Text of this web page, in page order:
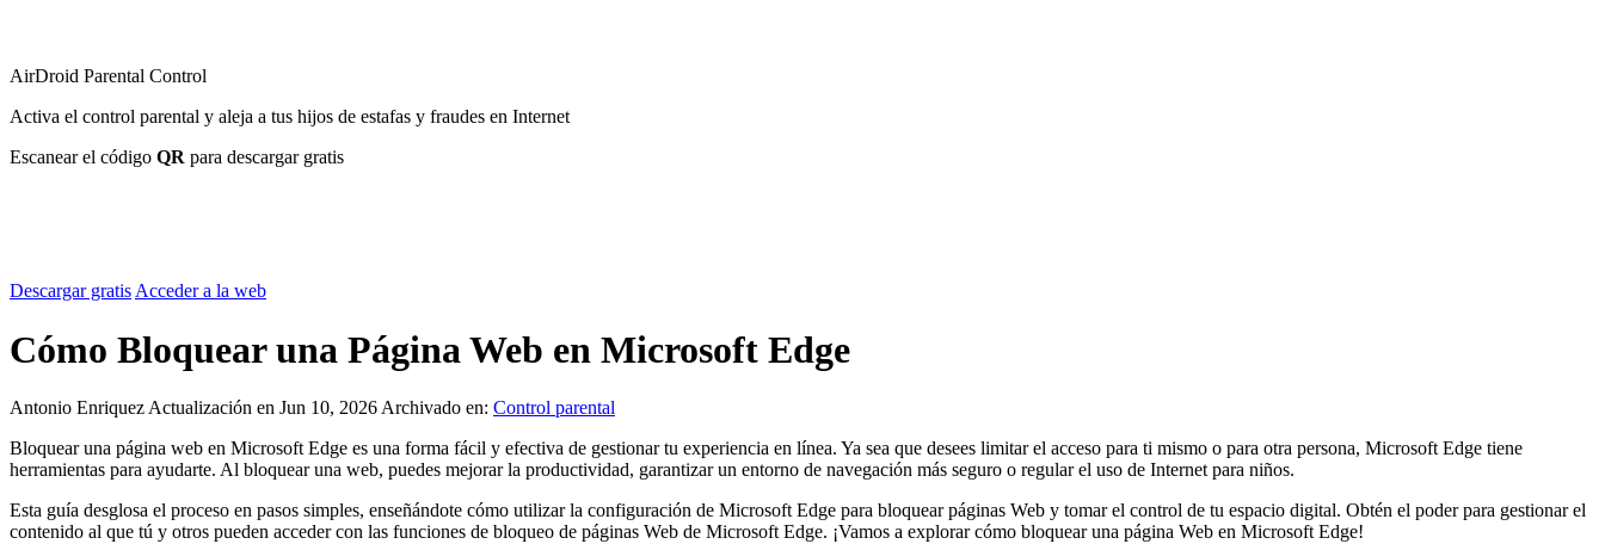
AirDroid Parental Control
Activa el control parental y aleja a tus hijos de estafas y fraudes en Internet
Escanear el código QR para descargar gratis
Descargar gratisAcceder a la web
Cómo Bloquear una Página Web en Microsoft Edge
Antonio Enriquez Actualización en Jun 10, 2026 Archivado en: Control parental
Bloquear una página web en Microsoft Edge es una forma fácil y efectiva de gestionar tu experiencia en línea. Ya sea que desees limitar el acceso para ti mismo o para otra persona, Microsoft Edge tiene
herramientas para ayudarte. Al bloquear una web, puedes mejorar la productividad, garantizar un entorno de navegación más seguro o regular el uso de Internet para niños.
Esta guía desglosa el proceso en pasos simples, enseñándote cómo utilizar la configuración de Microsoft Edge para bloquear páginas Web y tomar el control de tu espacio digital. Obtén el poder para gestionar el
contenido al que tú y otros pueden acceder con las funciones de bloqueo de páginas Web de Microsoft Edge. ¡Vamos a explorar cómo bloquear una página Web en Microsoft Edge!